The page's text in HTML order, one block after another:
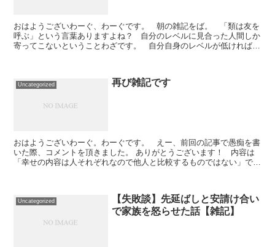
おはようございわーぐ、わーぐです。 朝の雑記をば。 「類は友を
呼ぶ」という言葉ありますよね？ 自分のレベルに見合った人間しか
寄ってこないということわざです。 自分自身のレベルが低ければ、
Uncategorized 再び雑記です
おはようございわーぐ。わーぐです。 えー、前回の記事で愚痴を書
いた際、コメントを頂きました。 ありがとうございます！ 内容は
「幸せの内容は人それぞれなので他人と比較するものではない」でし
Uncategorized
【失敗談】先延ばしと安請け合い
で家族を怒らせた話【雑記】